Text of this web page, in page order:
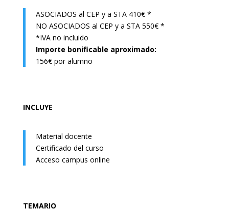
ASOCIADOS al CEP y a STA 410€ *
NO ASOCIADOS al CEP y a STA 550€ *
*IVA no incluido
Importe bonificable aproximado:
156€ por alumno
INCLUYE
Material docente
Certificado del curso
Acceso campus online
TEMARIO